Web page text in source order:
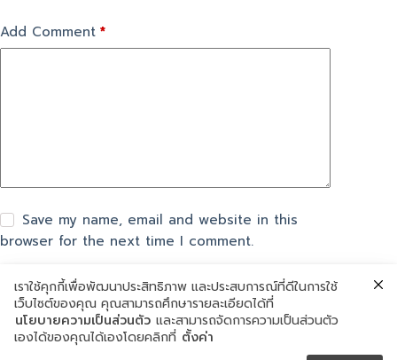
Add Comment *
Save my name, email and website in this
browser for the next time I comment.
แสดงความเห็น
เราใช้คุกกี้เพื่อพัฒนาประสิทธิภาพ และประสบการณ์ที่ดีในการใช้
เว็บไซต์ของคุณ คุณสามารถศึกษารายละเอียดได้ที่
นโยบายความเป็นส่วนตัว และสามารถจัดการความเป็นส่วนตัว
เองได้ของคุณได้เองโดยคลิกที่ ตั้งค่า